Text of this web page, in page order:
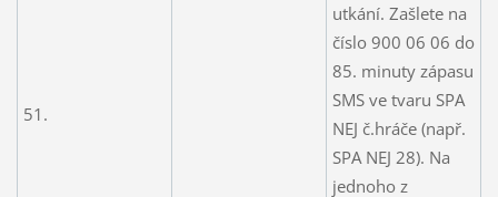
51.
utkání. Zašlete na
číslo 900 06 06 do
85. minuty zápasu
SMS ve tvaru SPA
NEJ č.hráče (např.
SPA NEJ 28). Na
jednoho z